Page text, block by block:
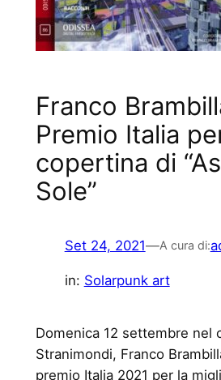
Franco
Premio Italia
copertina di
Sole”
Set 24, 2021—A cura di:
in: Solarpunk art
Domenica 12 settembre nel
Stranimondi, Franco
premio Italia 2021 per la